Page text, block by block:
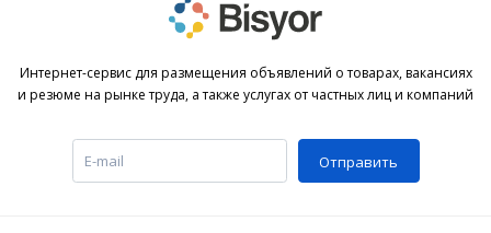
Интернет-сервис для размещения объявлений о товарах, вакансиях
и резюме на рынке труда, а также услугах от частных лиц и компаний
Отправить